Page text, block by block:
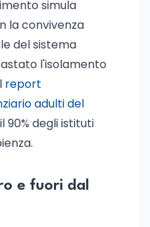
simula
la convivenza
del sistema
l'isolamento
report
adulti del
90% degli istituti
e fuori dal